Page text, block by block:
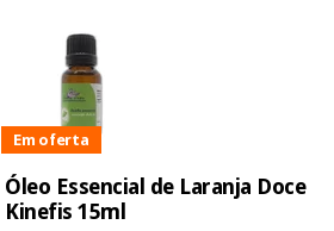
Em oferta
Óleo Essencial de Laranja Doce
Kinefis 15ml